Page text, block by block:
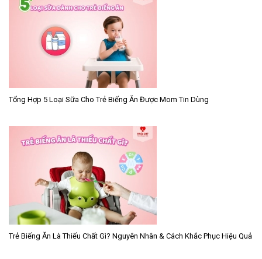
Tổng Hợp 5 Loại Sữa Cho Trẻ Biếng Ăn Được Mom Tin Dùng
Trẻ Biếng Ăn Là Thiếu Chất Gì? Nguyên Nhân & Cách Khắc Phục Hiệu Quả